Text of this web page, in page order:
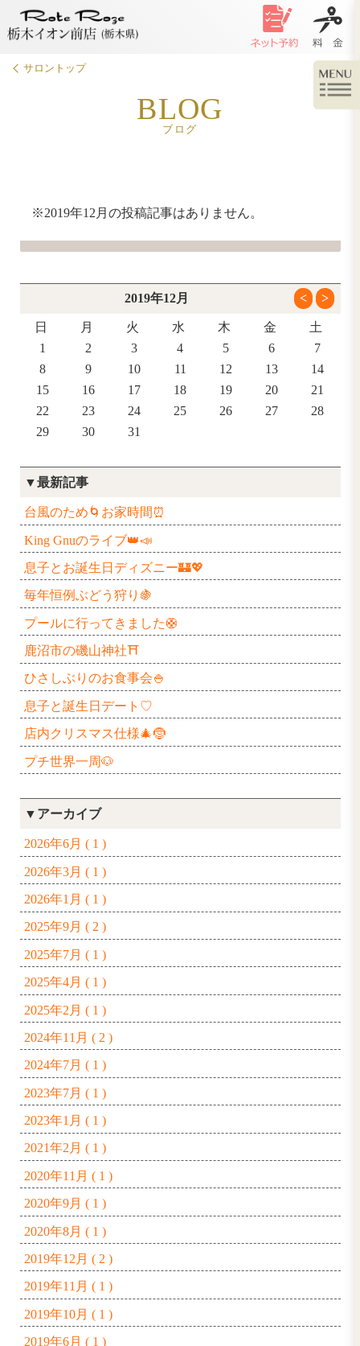
※2019年12月の投稿記事はありませ
日 月 火 水
木
8
9 10 11
12
15
16 17 18 19
22 23 24 25 26
29 30
▼最新記事
台風のため🌀お家時間⏰
King Gnuのライブ👑📣
息子とお誕生日ディズニー🏰💖
毎年恒例ぶどう狩り🍇
プールに行ってきました🛟
鹿沼市の磯山神社⛩️
ひさしぶりのお食事会🍚
息子と誕生日デート♡
店内クリスマス仕様🎄🤶
プチ世界一周🐶
▼アーカイブ
2026年6月 ( 1 )
2026年3月 ( 1 )
2026年1月 ( 1 )
2025年9月 ( 2 )